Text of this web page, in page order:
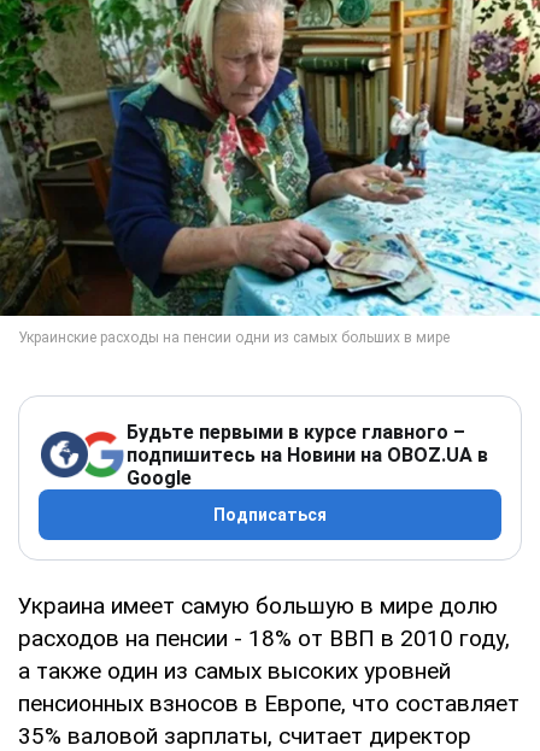
Будьте первыми в курсе главного –
подпишитесь на Новини на OBOZ.UA в
Google
Подписаться
Украина имеет самую большую в мире долю
расходов на пенсии - 18% от ВВП в 2010 году,
а также один из самых высоких уровней
пенсионных взносов в Европе, что составляет
35% валовой зарплаты, считает директор